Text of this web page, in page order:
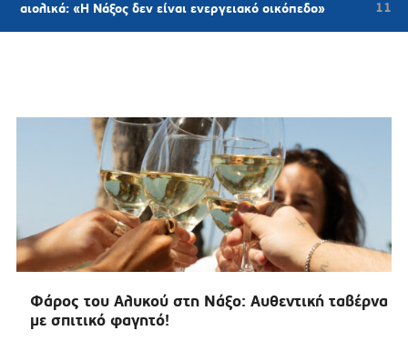
«Η Νάξος δεν είναι ενεργειακό οικόπεδο» 11 ώρες
Φάρος του Αλυκού στη Νάξο: Αυθεντική ταβέρνα
με σπιτικό φαγητό!